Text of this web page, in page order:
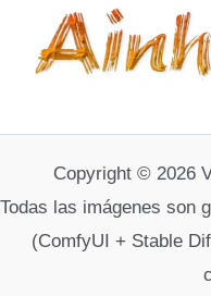
Copyright © 2026
Todas las imágenes son
(ComfyUI + Stable